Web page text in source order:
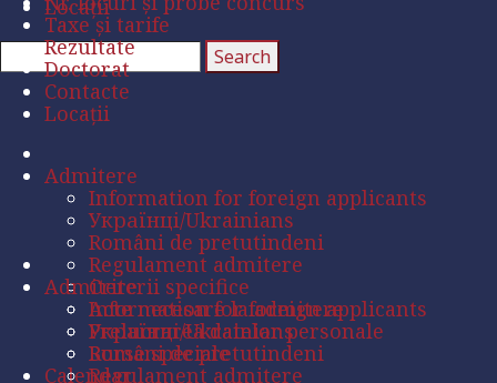
Locații
Taxe și tarife
Rezultate
Doctorat
Contacte
Locații
Admitere
Information for foreign applicants
Українці/Ukrainians
Români de pretutindeni
Regulament admitere
Criterii specifice
Acte necesare la admitere
Prelucrarea datelor personale
Burse speciale
Calendar
Admitere
Information for foreign applicants
Українці/Ukrainians
Români de pretutindeni
Regulament admitere